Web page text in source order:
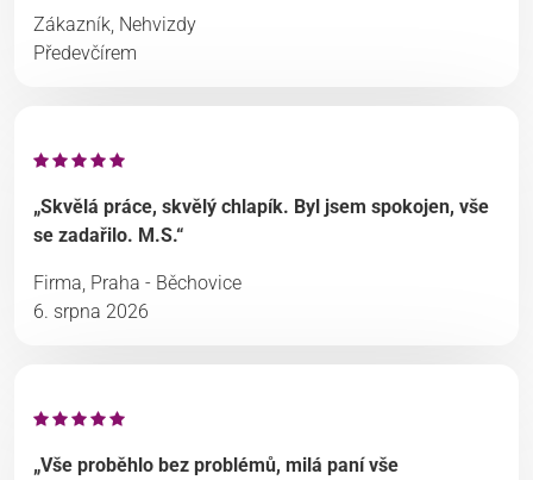
Zákazník, Nehvizdy
Předevčírem
„Skvělá práce, skvělý chlapík. Byl jsem spokojen, vše
se zadařilo. M.S.“
Firma, Praha - Běchovice
6. srpna 2026
„Vše proběhlo bez problémů, milá paní vše